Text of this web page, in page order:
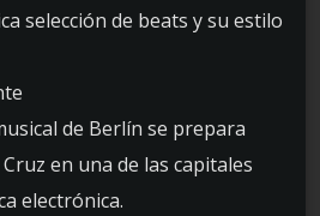
selección de beats y su estilo
de Berlín se prepara
en una de las capitales
electrónica.